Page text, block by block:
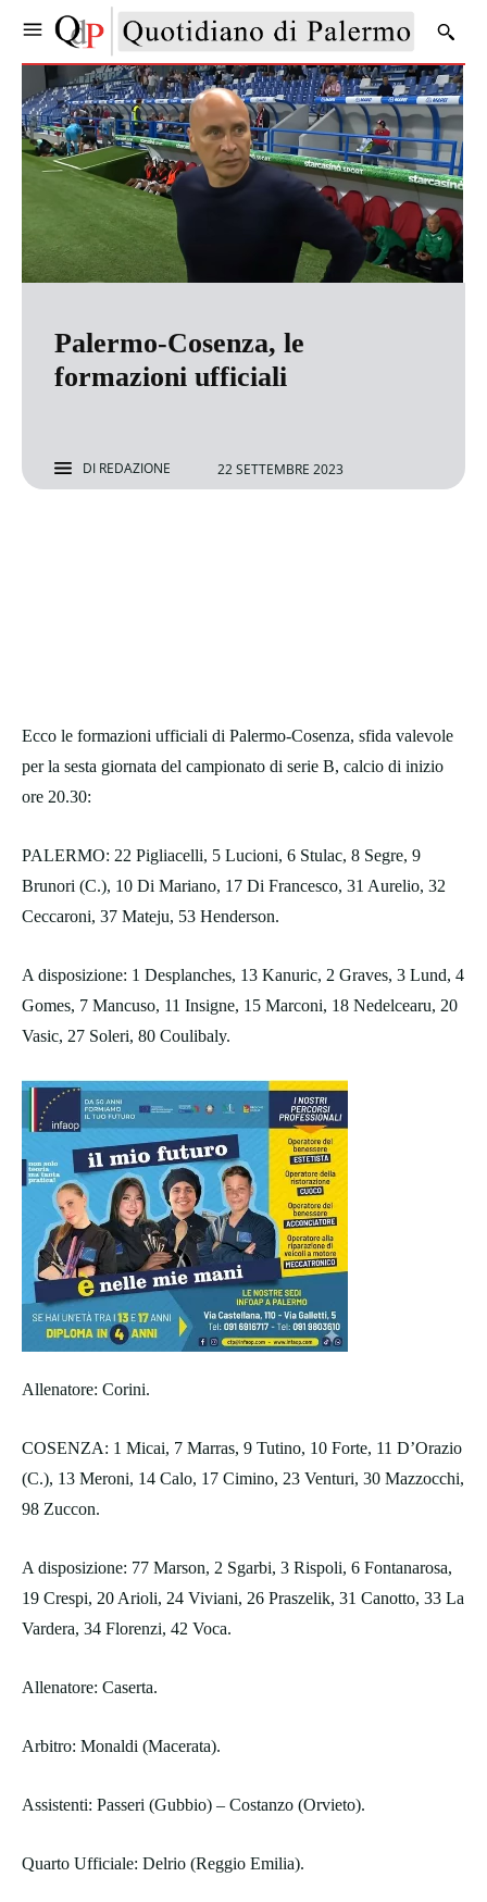
Palermo-Cosenza, le
formazioni ufficiali
DI REDAZIONE 22 SETTEMBRE 2023
Ecco le formazioni ufficiali di Palermo-Cosenza, sfida valevole
per la sesta giornata del campionato di serie B, calcio di inizio
ore 20.30:
PALERMO: 22 Pigliacelli, 5 Lucioni, 6 Stulac, 8 Segre, 9
Brunori (C.), 10 Di Mariano, 17 Di Francesco, 31 Aurelio, 32
Ceccaroni, 37 Mateju, 53 Henderson.
A disposizione: 1 Desplanches, 13 Kanuric, 2 Graves, 3 Lund, 4
Gomes, 7 Mancuso, 11 Insigne, 15 Marconi, 18 Nedelcearu, 20
Vasic, 27 Soleri, 80 Coulibaly.
Allenatore: Corini.
COSENZA: 1 Micai, 7 Marras, 9 Tutino, 10 Forte, 11 D’Orazio
(C.), 13 Meroni, 14 Calo, 17 Cimino, 23 Venturi, 30 Mazzocchi,
98 Zuccon.
A disposizione: 77 Marson, 2 Sgarbi, 3 Rispoli, 6 Fontanarosa,
19 Crespi, 20 Arioli, 24 Viviani, 26 Praszelik, 31 Canotto, 33 La
Vardera, 34 Florenzi, 42 Voca.
Allenatore: Caserta.
Arbitro: Monaldi (Macerata).
Assistenti: Passeri (Gubbio) – Costanzo (Orvieto).
Quarto Ufficiale: Delrio (Reggio Emilia).